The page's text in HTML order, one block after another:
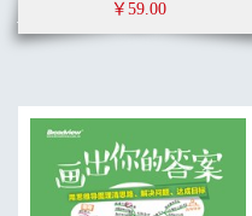
￥59.00